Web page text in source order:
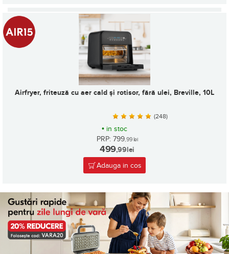
Airfryer, friteuză cu aer cald și rotisor, fără ulei, Breville, 10L
(248)
• in stoc
PRP: 799,99lei
499,99 lei
Adauga in cos